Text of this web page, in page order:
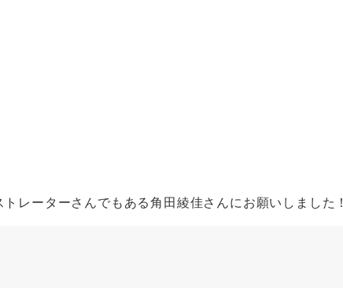
レーターさんでもある角田綾佳さんにお願いしました！